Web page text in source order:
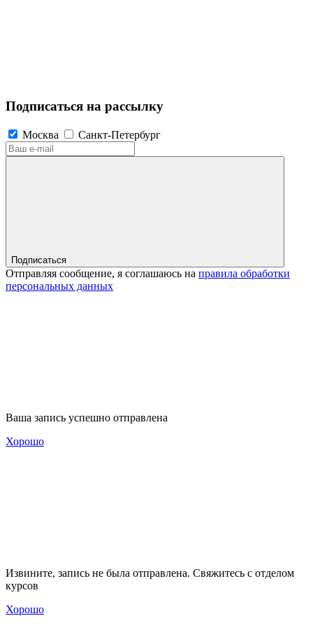
Подписаться на рассылку
Москва Санкт-Петербург
Подписаться
Отправляя сообщение, я соглашаюсь на правила обработки
персональных данных
Ваша запись успешно отправлена
Хорошо
Извините, запись не была отправлена. Свяжитесь с отделом
курсов
Хорошо